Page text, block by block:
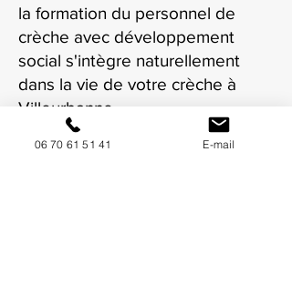
la formation du personnel de
crèche avec développement
social s'intègre naturellement
dans la vie de votre crèche à
Villeurbanne.
06 70 61 51 41 E-mail